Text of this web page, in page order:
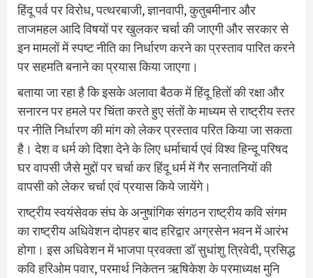
हिंदू पर्व पर विरोध, पत्थरबाजी, ज्ञानवापी, कुतुबमीनार और
ताजमहल आदि विषयों पर खुलकर चर्चा की जाएगी और सरकार से
इन मामलों में स्पष्ट नीति का निर्धारण करने का प्रस्ताव पारित करने
पर सहमति बनाने का प्रयास किया जाएगा।
बताया जा रहा है कि इसके अलावा बैठक में हिंदू हितों की रक्षा और
सनारन पर हमले पर चिंता करते हुए संतों के माध्यम से राष्ट्रीय स्तर
पर नीति निर्धारण की मांग को लेकर प्रस्ताव परित किया जा सकता
है। देश व धर्म को दिशा देने के लिए धर्माचार्य एवं विश्व हिन्दू परिषद
घर वापसी जैसे मुद्दों पर चर्चा कर हिंदू धर्म में गैर सनातनियों की
वापसी को लेकर चर्चा एवं प्रयास किये जायेंगे।
राष्ट्रीय स्वयंसेवक संघ के अनुषांगिक संगठन राष्ट्रीय कवि संगम
का राष्ट्रीय अधिवेशन दोपहर बाद हरिद्वार अग्रसेन भवन में आरंभ
होगा। इस अधिवेशन में भाजपा प्रवक्ता डॉ सुधांशु त्रिवेदी, प्रसिद्ध
कवि हरिओम पवार, परमार्थ निकेतन ऋषिकेश के परमाध्यक्ष मुनि